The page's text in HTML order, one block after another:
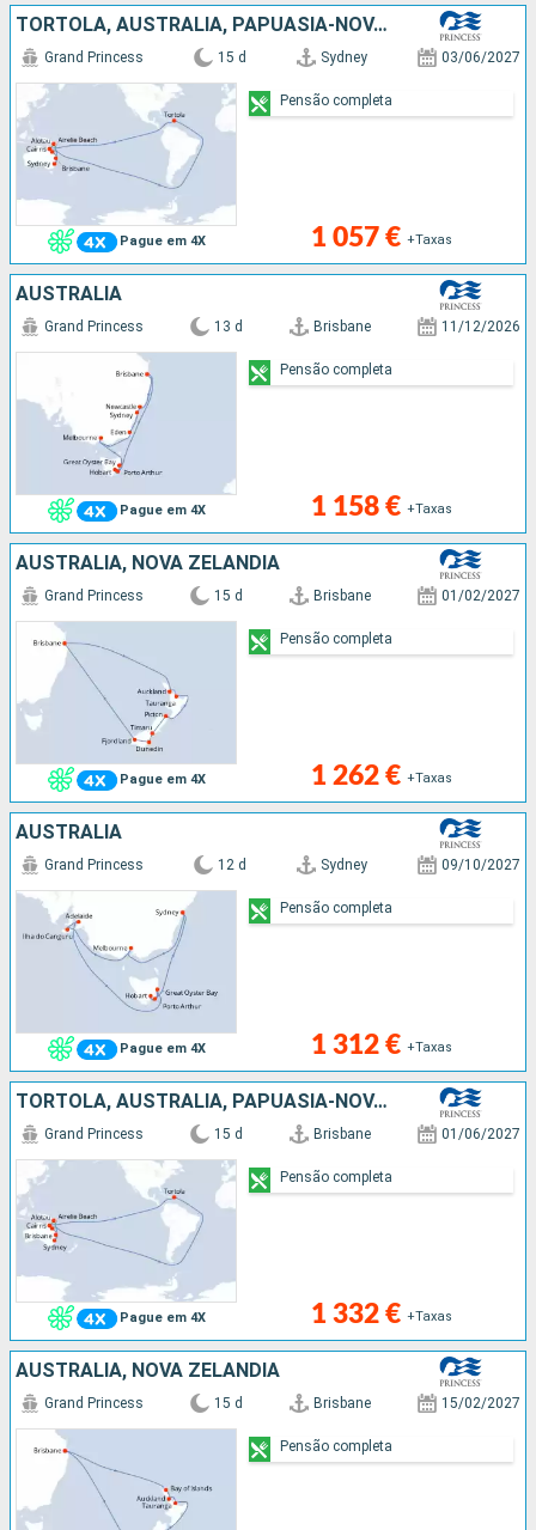
TORTOLA, AUSTRALIA, PAPUASIA-NOVA GUINÃ
Pague em 4X
Grand Princess 15 d Sydney 03/06/2027
1 057 € +Taxas
Pensão completa
AUSTRALIA
Pague em 4X
Grand Princess 13 d Brisbane 11/12/2026
1 158 € +Taxas
Pensão completa
AUSTRALIA, NOVA ZELANDIA
Pague em 4X
Grand Princess 15 d Brisbane 01/02/2027
1 262 € +Taxas
Pensão completa
AUSTRALIA
Pague em 4X
Grand Princess 12 d Sydney 09/10/2027
1 312 € +Taxas
Pensão completa
TORTOLA, AUSTRALIA, PAPUASIA-NOVA GUINÃ
Pague em 4X
Grand Princess 15 d Brisbane 01/06/2027
1 332 € +Taxas
Pensão completa
AUSTRALIA, NOVA ZELANDIA
Grand Princess 15 d Brisbane 15/02/2027
Pensão completa